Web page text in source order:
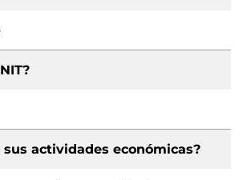
sus actividades económicas?